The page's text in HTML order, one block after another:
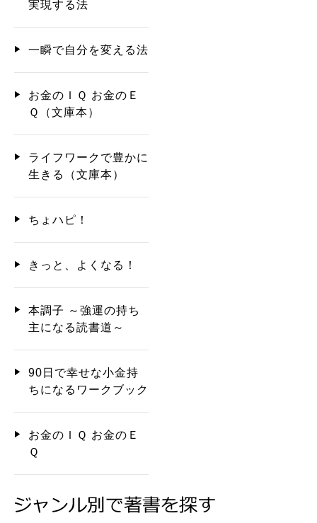
実現する法
一瞬で自分を変える法
お金のＩＱ お金のＥ
Ｑ（文庫本）
ライフワークで豊かに
生きる（文庫本）
ちょハピ！
きっと、よくなる！
本調子 ～強運の持ち
主になる読書道～
90日で幸せな小金持
ちになるワークブック
お金のＩＱ お金のＥ
Ｑ